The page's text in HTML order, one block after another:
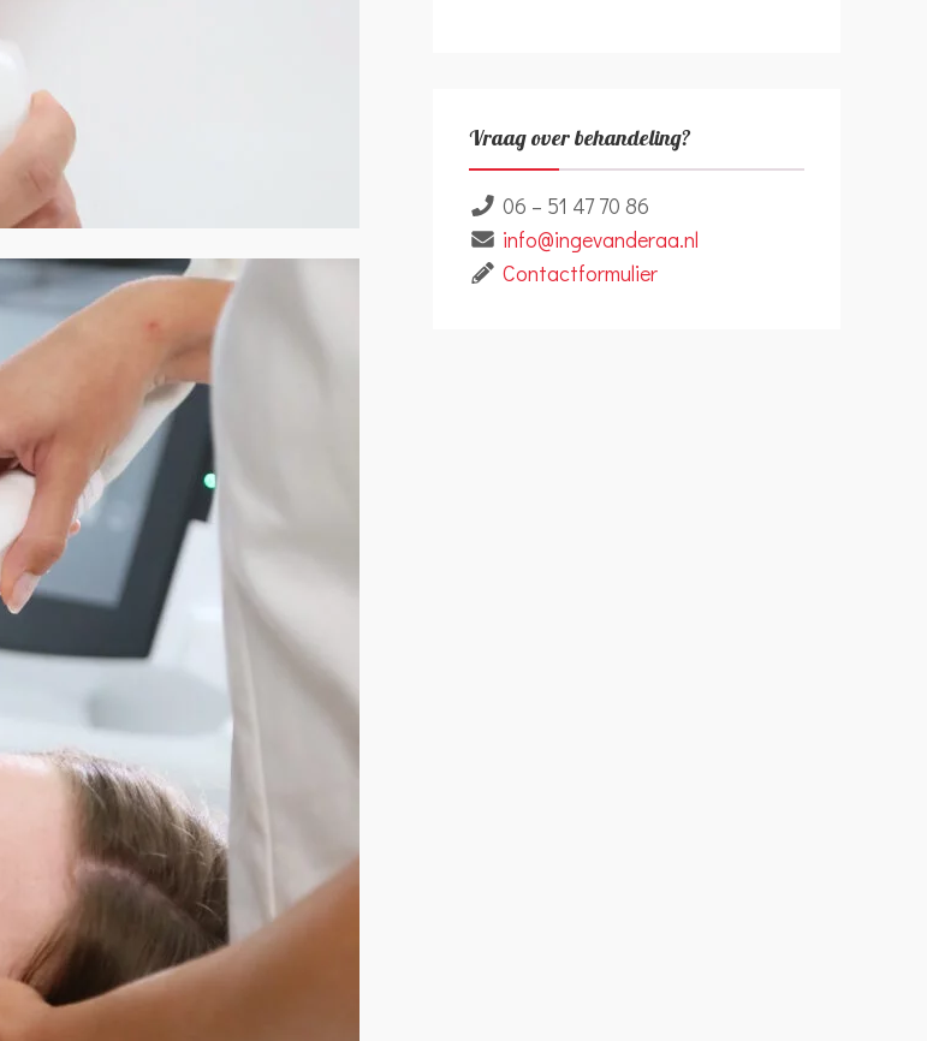
Vraag over behandeling?
06 – 51 47 70 86
info@ingevanderaa.nl
Contactformulier